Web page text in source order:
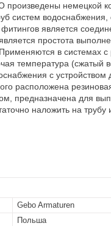
немецкой
систем водоснабжения,
является
простота
в системах
температура (сжатый
с устройством
расположена
предназначена для
наложить на трубу
Gebo Armaturen
Польша